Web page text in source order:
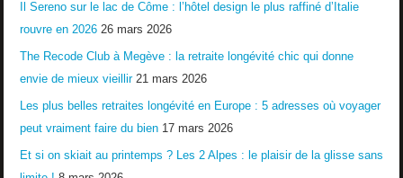
Il Sereno sur le lac de Côme : l’hôtel design le plus raffiné d’Italie
rouvre en 2026 26 mars 2026
The Recode Club à Megève : la retraite longévité chic qui donne
envie de mieux vieillir 21 mars 2026
Les plus belles retraites longévité en Europe : 5 adresses où voyager
peut vraiment faire du bien 17 mars 2026
Et si on skiait au printemps ? Les 2 Alpes : le plaisir de la glisse sans